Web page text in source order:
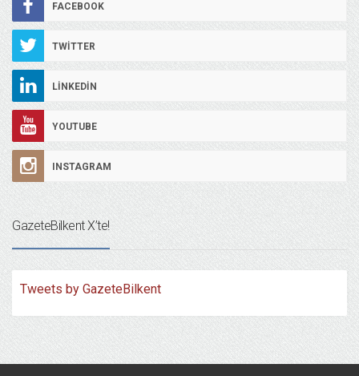
FACEBOOK
TWITTER
LINKEDIN
YOUTUBE
INSTAGRAM
GazeteBilkent X’te!
Tweets by GazeteBilkent